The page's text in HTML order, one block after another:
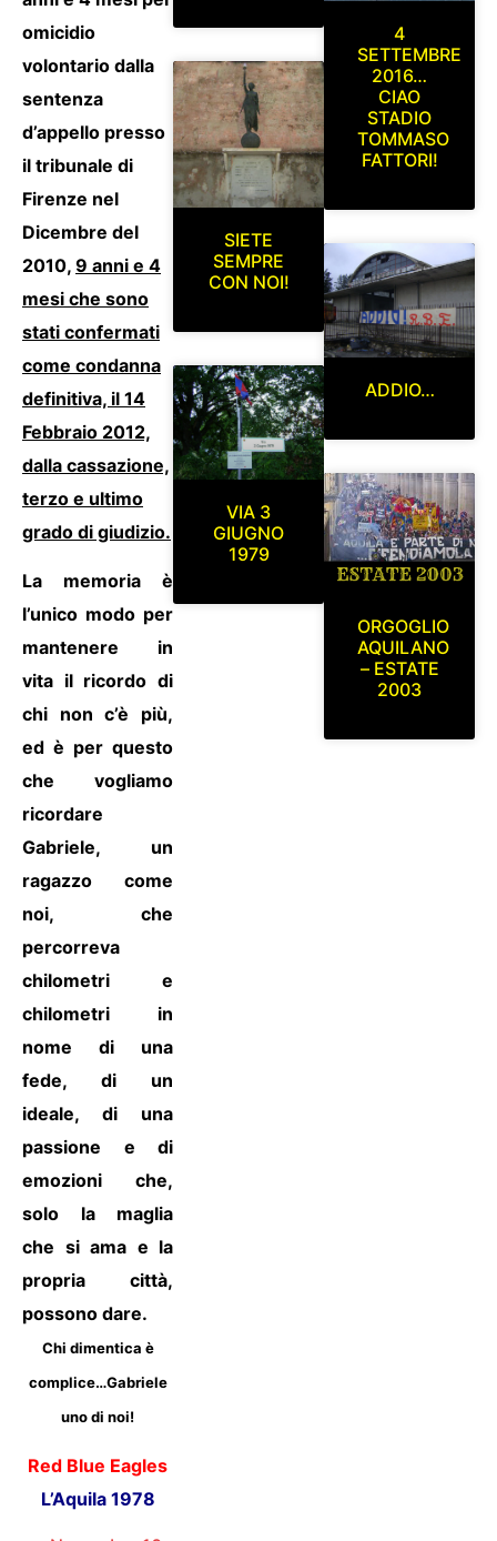
omicidio
volontario dalla
sentenza
d’appello presso
il tribunale di
Firenze nel
Dicembre del
2010, 9 anni e 4
mesi che sono
stati confermati
come condanna
definitiva, il 14
Febbraio 2012,
dalla cassazione,
terzo e ultimo
grado di giudizio.
La memoria è
l’unico modo per
mantenere in
vita il ricordo di
chi non c’è più,
ed è per questo
che vogliamo
ricordare
Gabriele, un
ragazzo come
noi, che
percorreva
chilometri e
chilometri in
nome di una
fede, di un
ideale, di una
passione e di
emozioni che,
solo la maglia
che si ama e la
propria città,
possono dare.
Chi dimentica è
complice…Gabriele
uno di noi!
Red Blue Eagles
L’Aquila 1978
SIETE
SEMPRE
CON NOI!
VIA 3
GIUGNO
1979
4
SETTEMBRE
2016…
CIAO
STADIO
TOMMASO
FATTORI!
ADDIO…
ORGOGLIO
AQUILANO
– ESTATE
2003